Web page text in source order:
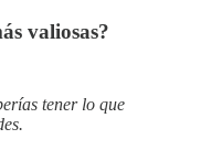
valiosas?
tener lo que